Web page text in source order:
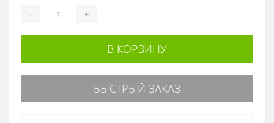
- +
В КОРЗИНУ
БЫСТРЫЙ ЗАКАЗ